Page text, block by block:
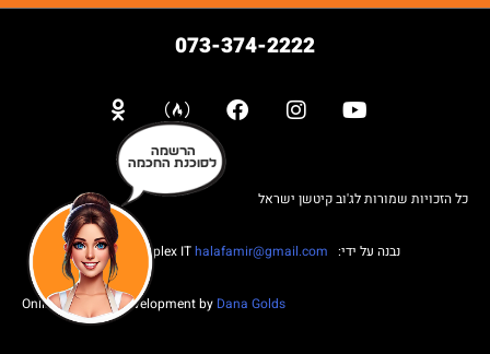
073-374-2222
כל הזכויות שמורות לג'וב קיטשן ישראל
נבנה על ידי: Web complex IT halafamir@gmail.com
Online Business Development by Dana Golds
הרשמה
לסוכנת החכמה